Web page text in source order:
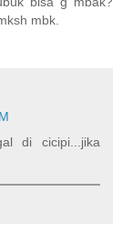
mbk.
di cicipi...jika